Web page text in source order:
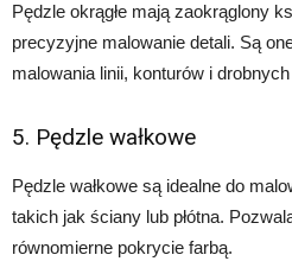
Pędzle okrągłe mają zaokrąglony
precyzyjne malowanie detali. Są
malowania linii, konturów i
5. Pędzle wałkowe
Pędzle wałkowe są idealne do
takich jak ściany lub płótna.
równomierne pokrycie farbą.